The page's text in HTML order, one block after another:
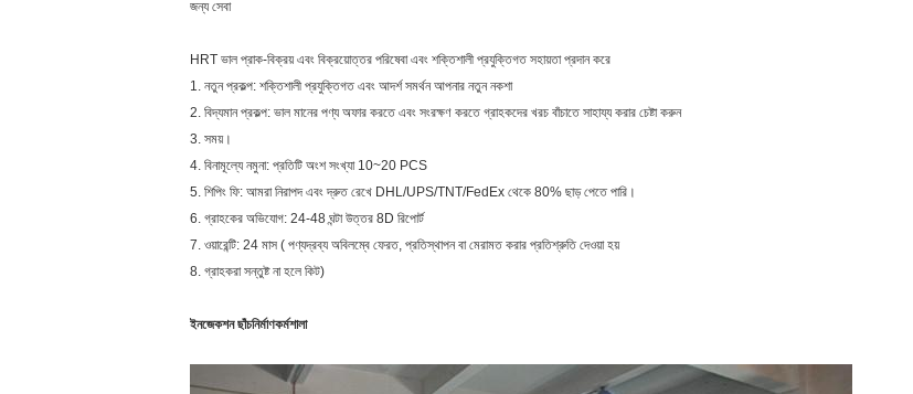
জন্য সেবা
HRT ভাল প্রাক-বিক্রয় এবং বিক্রয়োত্তর পরিষেবা এবং শক্তিশালী প্রযুক্তিগত সহায়তা প্রদান করে
1. নতুন প্রকল্প: শক্তিশালী প্রযুক্তিগত এবং আদর্শ সমর্থন আপনার নতুন নকশা
2. বিদ্যমান প্রকল্প: ভাল মানের পণ্য অফার করতে এবং সংরক্ষণ করতে গ্রাহকদের খরচ বাঁচাতে সাহায্য করার চেষ্টা করুন
3. সময়।
4. বিনামূল্যে নমুনা: প্রতিটি অংশ সংখ্যা 10~20 PCS
5. শিপিং ফি: আমরা নিরাপদ এবং দ্রুত রেখে DHL/UPS/TNT/FedEx থেকে 80% ছাড় পেতে পারি।
6. গ্রাহকের অভিযোগ: 24-48 ঘন্টা উত্তর 8D রিপোর্ট
7. ওয়ারেন্টি: 24 মাস ( পণ্যদ্রব্য অবিলম্বে ফেরত, প্রতিস্থাপন বা মেরামত করার প্রতিশ্রুতি দেওয়া হয়
8. গ্রাহকরা সন্তুষ্ট না হলে কিট)
ইনজেকশন ছাঁচনির্মাণকর্মশালা